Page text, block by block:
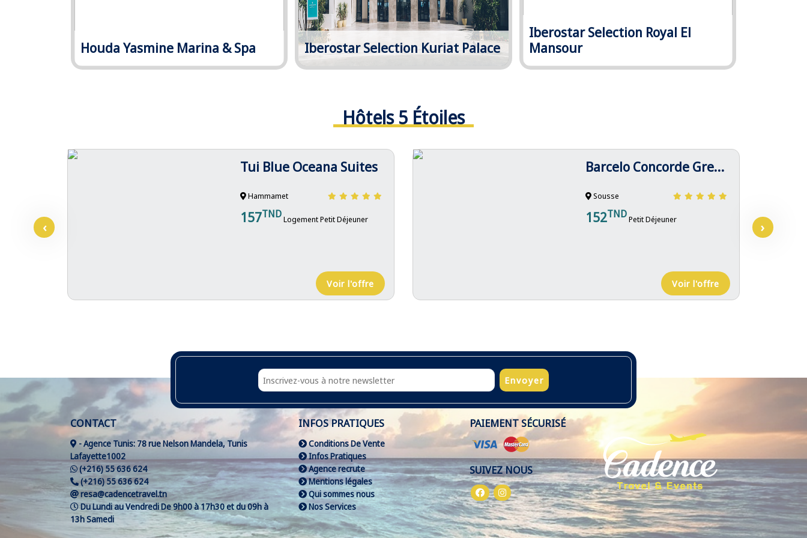
Houda Yasmine Marina & Spa Iberostar Selection Kuriat Palace
Iberostar Selection Royal El
Mansour
Hôtels 5 Étoiles
Tui Blue Oceana Suites
Hammamet
157TNDLogement Petit Déjeuner
Voir l'offre
Barcelo Concorde Green Park Palace
Sousse
152TNDPetit Déjeuner
Voir l'offre
‹ ›
Envoyer
CONTACT
- Agence Tunis: 78 rue Nelson Mandela, Tunis
Lafayette1002
(+216) 55 636 624
(+216) 55 636 624
resa@cadencetravel.tn
Du Lundi au Vendredi De 9h00 à 17h30 et du 09h à
13h Samedi
INFOS PRATIQUES
Conditions De Vente
Infos Pratiques
Agence recrute
Mentions légales
Qui sommes nous
Nos Services
PAIEMENT SÉCURISÉ
SUIVEZ NOUS